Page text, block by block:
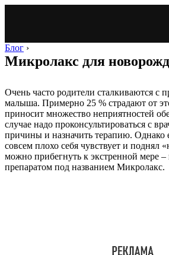
Блог ›
Микролакс для
Очень часто родители сталкиваются с
малыша. Примерно 25 % страдают от
приносит множество неприятностей
случае надо проконсультироваться с
причины и назначить терапию. Однако
совсем плохо себя чувствует и поднял
можно прибегнуть к экстренной мере –
препаратом под названием Микролакс.